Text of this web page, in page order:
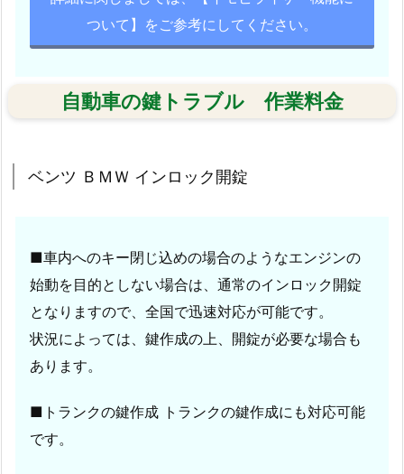
ついて 】をご参考にしてください。
自動車の鍵トラブル 作業料金
ベンツ ＢＭＷ インロック開錠
■車内へのキー閉じ込めの場合のようなエンジンの
始動を目的としない場合は、通常のインロック開錠
となりますので、全国で迅速対応が可能です。
状況によっては、鍵作成の上、開錠が必要な場合も
あります。
■トランクの鍵作成 トランクの鍵作成にも対応可能
です。